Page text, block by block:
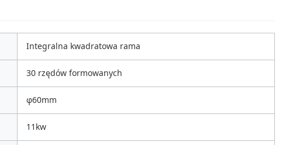
Integralna kwadratowa rama
30 rzędów formowanych
φ60mm
11kw